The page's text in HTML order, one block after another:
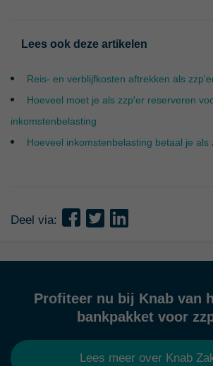
Lees ook deze artikelen
Reis- en verblijfkosten aftrekken als
Hoeveel moet je als zzp'er reserveren
inkomstenbelasting
Hoeveel inkomstenbelasting betaal je als
Deel via:
Profiteer nu bij Knab van
bankpakket voor
Lees meer over Knab